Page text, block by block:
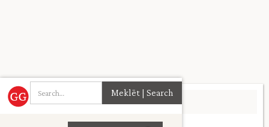
Sākumlapa > Daiļliteratūra